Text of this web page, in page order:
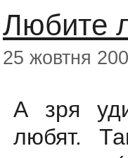
Любите
25 жовтня
А зря
любят.